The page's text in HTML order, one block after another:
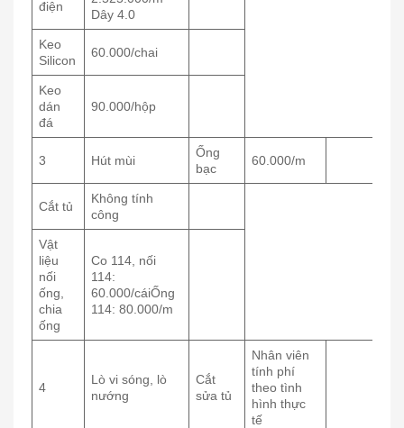
điện
Dây 4.0
Keo
Silicon
60.000/chai
Keo
dán
đá
90.000/hộp
3 Hút mùi
Ống
bạc
60.000/m
Cắt tủ
Không tính
công
Vật
liệu
nối
ống,
chia
ống
Co 114, nối
114:
60.000/cáiỐng
114: 80.000/m
4
Lò vi sóng, lò
nướng
Cắt
sửa tủ
Nhân viên
tính phí
theo tình
hình thực
tế